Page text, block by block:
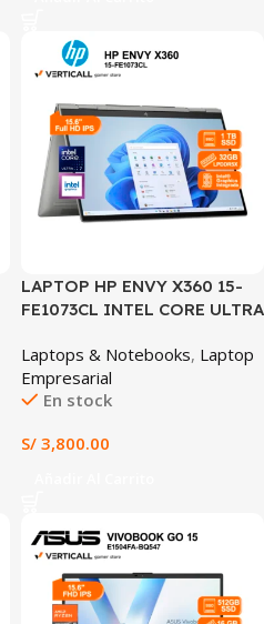
LAPTOP HP ENVY X360 15-
FE1073CL INTEL CORE ULTRA
15.6″ FHD IPS
TOUCHSCREEN WIN 11
TECLADO INGLÉS (15-
Laptops & Notebooks, Laptop
Empresarial
En stock
S/ 3,800.00